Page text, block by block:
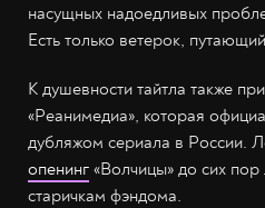
насущных надоедливых
Есть только ветерок,
К душевности тайтла также
«Реанимедиа», которая
дубляжом сериала в России.
опенинг «Волчицы» до сих
старичкам фэндома.